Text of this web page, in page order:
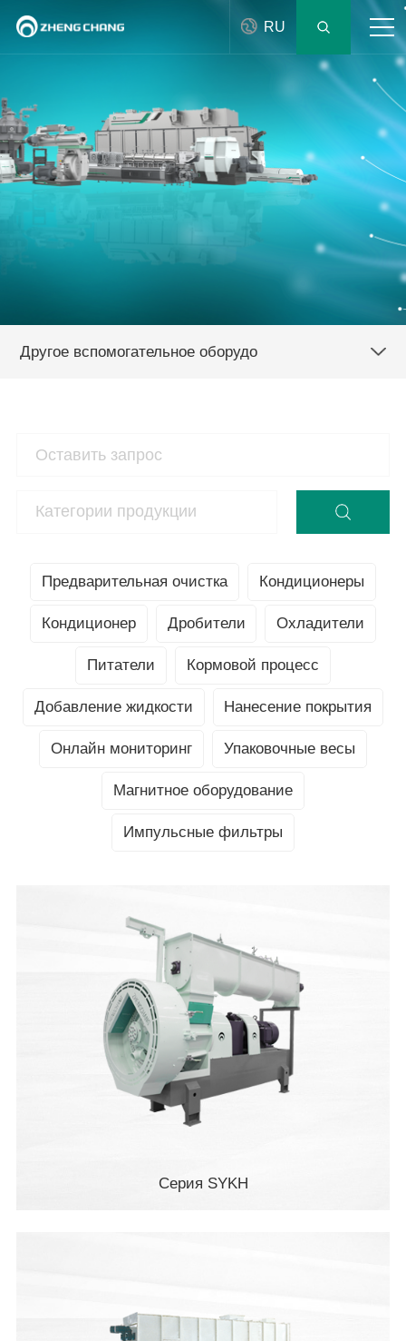
RU
Другое вспомогательное оборудо
Предварительная очистка Кондиционеры
Кондиционер Дробители Охладители
Питатели Кормовой процесс
Добавление жидкости Нанесение покрытия
Онлайн мониторинг Упаковочные весы
Магнитное оборудование
Импульсные фильтры
Серия SYKH